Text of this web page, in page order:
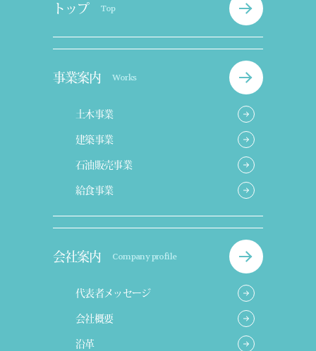
トップ Top
事業案内 Works
土木事業
建築事業
石油販売事業
給食事業
会社案内 Company profile
代表者メッセージ
会社概要
沿革